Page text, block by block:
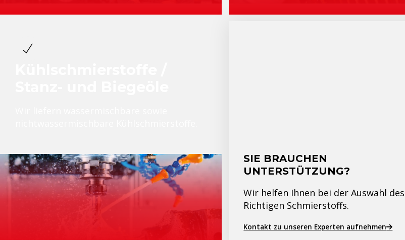
SIE BRAUCHEN
UNTERSTÜTZUNG?
Wir helfen Ihnen bei der Auswahl des
Richtigen Schmierstoffs.
Kontakt zu unseren Experten aufnehmen